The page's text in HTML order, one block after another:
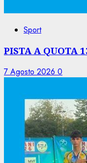
Sport
PISTA A QUOTA
7 Agosto 2026 0